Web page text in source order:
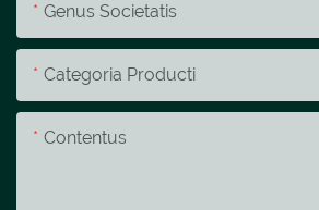
Genus Societatis
Categoria Producti
Contentus